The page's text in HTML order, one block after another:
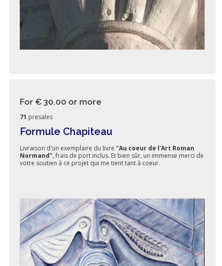
For € 30.00 or more
71 presales
Formule Chapiteau
Livraison d'un exemplaire du livre "Au coeur de l'Art Roman
Normand", frais de port inclus. Et bien sûr, un immense merci de
votre soutien à ce projet qui me tient tant à coeur.